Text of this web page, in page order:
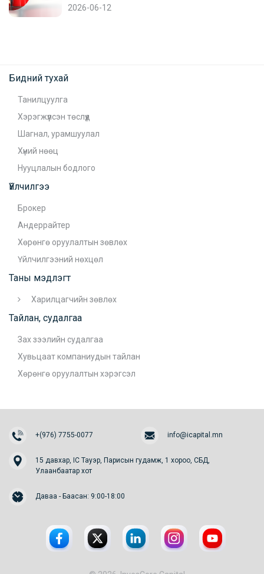
2026-06-12
Бидний тухай
Танилцуулга
Хэрэгжүүлсэн төслүүд
Шагнал, урамшуулал
Хүний нөөц
Нууцлалын бодлого
Үйлчилгээ
Брокер
Андеррайтер
Хөрөнгө оруулалтын зөвлөх
Үйлчилгээний нөхцөл
Таны мэдлэгт
Харилцагчийн зөвлөх
Тайлан, судалгаа
Зах зээлийн судалгаа
Хувьцаат компаниудын тайлан
Хөрөнгө оруулалтын хэрэгсэл
+(976) 7755-0077 info@icapital.mn
15 давхар, IC Тауэр, Парисын гудамж, 1 хороо, СБД,
Улаанбаатар хот
Даваа - Баасан: 9:00-18:00